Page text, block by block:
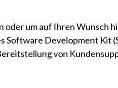
um auf Ihren Wunsch
Software Development Kit
von